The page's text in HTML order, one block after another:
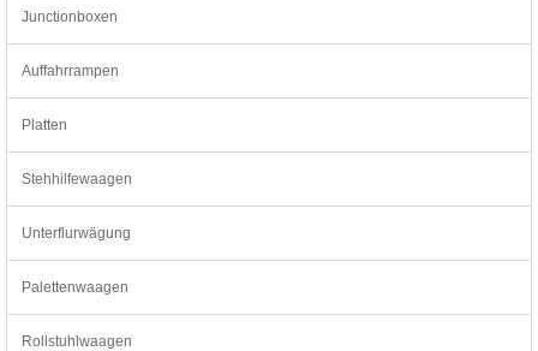
Junctionboxen
Auffahrrampen
Platten
Stehhilfewaagen
Unterflurwägung
Palettenwaagen
Rollstuhlwaagen